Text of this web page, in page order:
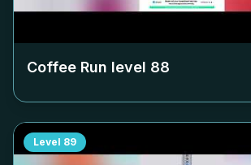
Coffee Run level 88
Level 89